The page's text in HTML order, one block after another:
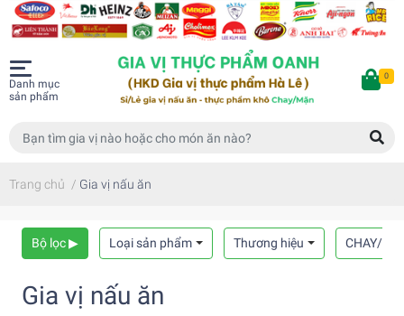
Danh mục
sản phẩm
0
Trang chủ / Gia vị nấu ăn
Bộ lọc ▶ Loại sản phẩm Thương hiệu CHAY/
Gia vị nấu ăn